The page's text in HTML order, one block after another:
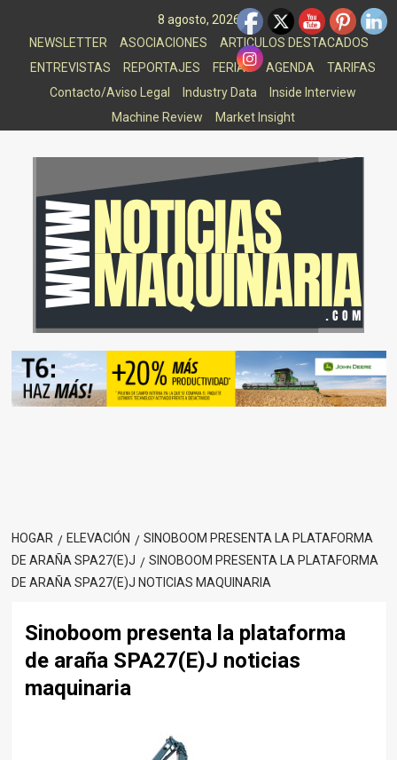
8 agosto, 2026
NEWSLETTER
ASOCIACIONES
ARTICULOS DESTACADOS
ENTREVISTAS
REPORTAJES FERIAS AGENDA
TARIFAS
Contacto/Aviso Legal
Industry Data
Inside Interview
Machine Review
Market Insight
HOGAR ELEVACIÓN
SINOBOOM PRESENTA LA PLATAFORMA
DE ARAÑA SPA27(E)J
SINOBOOM PRESENTA LA PLATAFORMA
DE ARAÑA SPA27(E)J NOTICIAS MAQUINARIA
Sinoboom presenta la plataforma
de araña SPA27(E)J noticias
maquinaria